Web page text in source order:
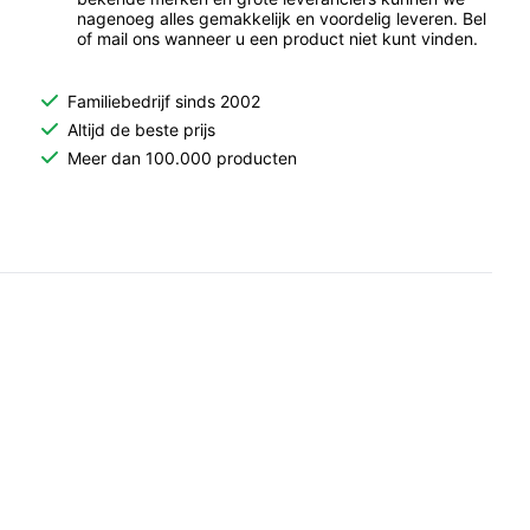
nagenoeg alles gemakkelijk en voordelig leveren. Bel
of mail ons wanneer u een product niet kunt vinden.
Familiebedrijf sinds 2002
Altijd de beste prijs
Meer dan 100.000 producten